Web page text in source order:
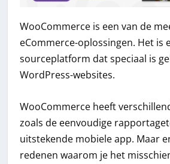
WooCommerce is een van de
eCommerce-oplossingen. Het is
sourceplatform dat speciaal is
WordPress-websites.
WooCommerce heeft
zoals de eenvoudige
uitstekende mobiele app. Maar
redenen waarom je het